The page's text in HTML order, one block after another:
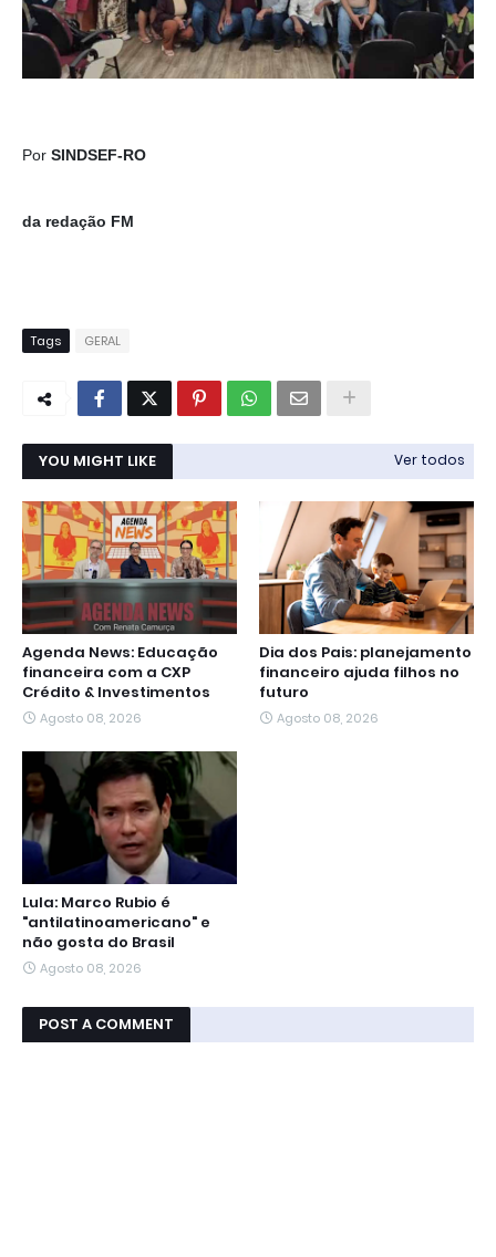
Por SINDSEF-RO
da redação FM
Tags GERAL
YOU MIGHT LIKE Ver todos
Agenda News: Educação
financeira com a CXP
Crédito & Investimentos
Agosto 08, 2026
Dia dos Pais: planejamento
financeiro ajuda filhos no
futuro
Agosto 08, 2026
Lula: Marco Rubio é
"antilatinoamericano" e
não gosta do Brasil
Agosto 08, 2026
POST A COMMENT